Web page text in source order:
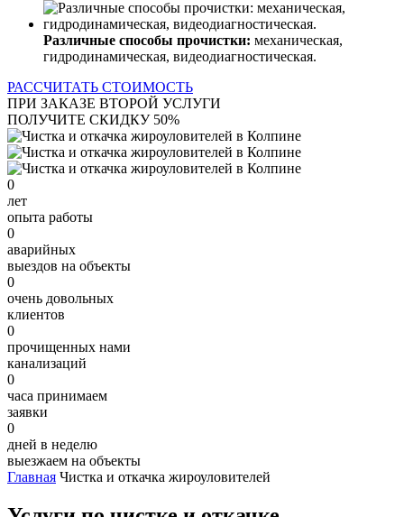
Различные способы прочистки: механическая,
гидродинамическая, видеодиагностическая.
РАССЧИТАТЬ СТОИМОСТЬ
ПРИ ЗАКАЗЕ ВТОРОЙ УСЛУГИ
ПОЛУЧИТЕ СКИДКУ 50%
0
лет
опыта работы
0
аварийных
выездов на объекты
0
очень довольных
клиентов
0
прочищенных нами
канализаций
0
часа принимаем
заявки
0
дней в неделю
выезжаем на объекты
Главная Чистка и откачка жироуловителей